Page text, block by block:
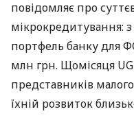
повідомляє про
мікрокредитування:
портфель банку для
млн грн. Щомісяця
представників
їхній розвиток